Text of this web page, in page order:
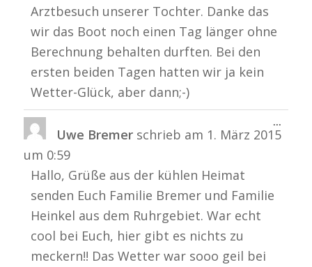
Arztbesuch unserer Tochter. Danke das
wir das Boot noch einen Tag länger ohne
Berechnung behalten durften. Bei den
ersten beiden Tagen hatten wir ja kein
Wetter-Glück, aber dann;-)
Uwe Bremer schrieb am 1. März 2015
um 0:59
Hallo, Grüße aus der kühlen Heimat
senden Euch Familie Bremer und Familie
Heinkel aus dem Ruhrgebiet. War echt
cool bei Euch, hier gibt es nichts zu
meckern!! Das Wetter war sooo geil bei
...